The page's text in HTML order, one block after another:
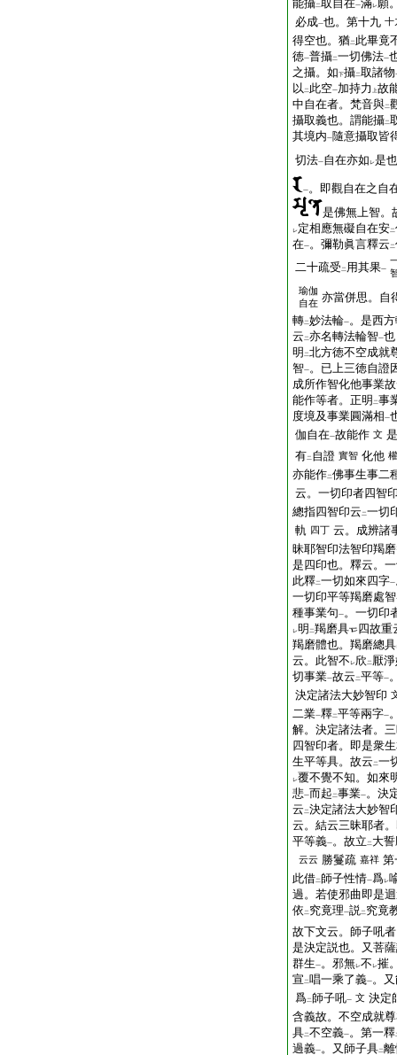
能攝二取自在一滿レ願
必成一也。第十九 十
得空也。猶二 此畢竟
徳一普攝二一切佛法一
之攝。如下攝二取諸物
以 二 此空一加持力 上故
中自在者。梵音與二
攝取義也。謂能攝二
其境内一隨意攝取皆
切法一自在亦如 レ是也
一。即觀自在之自
是佛無上智。
レ定相應無礙自在安二
在一。彌勒眞言釋云 二
二十疏受 二 用其果一
瑜伽
自在 亦當併思。自
轉二妙法輪一。是西
云 二亦名轉法輪智一
明 二北方徳不空成就
智一。已上三徳自證
成所作智化他事業
能作等者。正明 二事
度境及事業圓滿相一
伽自在一故能作 文
有二 自證 實智 化他
亦能作二佛事生事二
云。一切印者四智
總指四智印云 二一切
軌 四丁 云。成辨諸
昧耶智印法智印羯
是四印也。釋云。
此釋二一切如來四字一
一切印平等羯磨處智
種事業句一。一切印
レ明 二羯磨具
四故重
羯磨體也。羯磨總具
云。此智不 レ欣 二 厭
切事業一故云 二平等一
決定諸法大妙智印
二業一釋二平等兩字一
解。決定諸法者。
四智印者。即是衆
生平等具。故云 二一
レ覆不覺不知。如來
悲一而起 二事業一。決
云 二決定諸法大妙智
云。結云三昧耶者
平等義一。故立 二 大
云云 勝鬘疏 嘉祥 第
此借二師子性情一爲レ
過。若使邪曲即是
依 二 究竟理一説二 究竟
故下文云。師子吼
是決定説也。又菩
群生一。邪無レ不 レ摧
宣 二唱一乘了義一。
爲二師子吼一 文 決定
含義故。不空成就
具二不空義一。第一釋
過義一。又師子具二